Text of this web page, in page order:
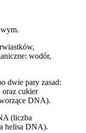
wodór,
dwie pary zasad:
oraz cukier
DNA).
(liczba
helisa DNA).